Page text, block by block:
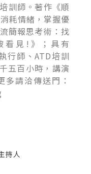
訓師。著作《順
耗情緒，掌握優
簡報思考術：找
看見!》；具有
行師、ATD培訓
五百小時，講演
請洽傳送門：
持人